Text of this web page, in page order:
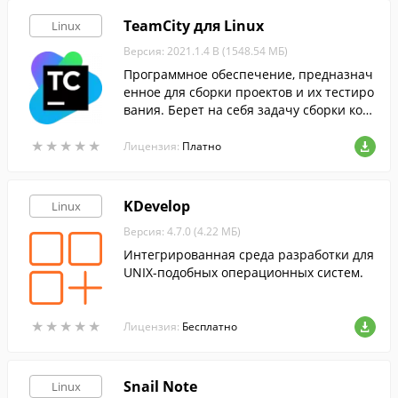
Linux
★ ★ ★ ★ ★
★ ★ ★ ★ ★
TeamCity для Linux
Версия: 2021.1.4 B (1548.54 МБ)
Программное обеспечение, предназнач
енное для сборки проектов и их тестиро
вания. Берет на себя задачу сборки кон
ей и тестирования кода.
Лицензия: Платно
Linux
★ ★ ★ ★ ★
★ ★ ★ ★ ★
KDevelop
Версия: 4.7.0 (4.22 МБ)
Интегрированная среда разработки для
UNIX-подобных операционных систем.
Лицензия: Бесплатно
Linux Snail Note